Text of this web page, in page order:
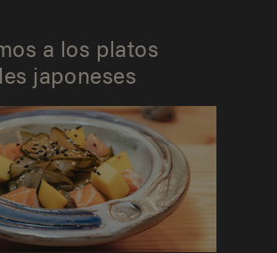
a los platos
japoneses